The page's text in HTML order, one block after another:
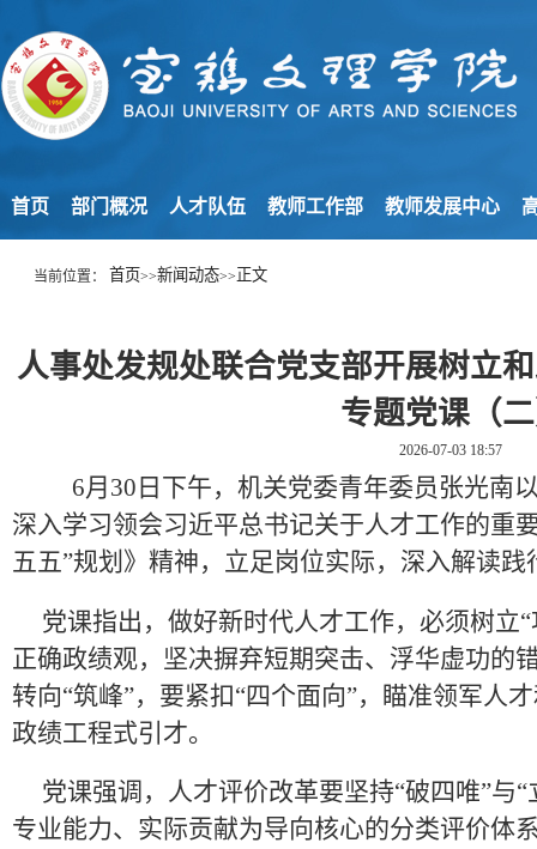
首页 部门概况 人才队伍 教师工作部 教师发展中心
当前位置： 首页>>新闻动态>> 正文
人事处发规处联合党支部开展树立
专题党课（
2026-07-03 18:57
6月 30 日下午， 机关党委青年委员 张光南
深入学习领会习近平总书记关于人才工作的重
五五”规划》精神，立足岗位实际， 深入解读践
党课指出，做好新时代人才工作， 必须树立
正确政绩观，坚决摒弃短期突击、 浮华虚功的
转向“筑峰”， 要紧扣“四个面向”，瞄准领军人
政绩工程式引才。
党课强调，人才评价改革要坚持“破四唯”与
专业能力、 实际贡献为导向核心的分类评价体